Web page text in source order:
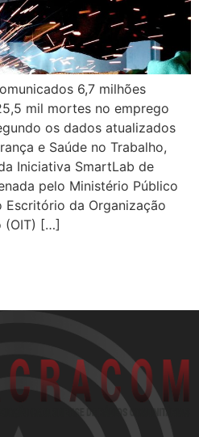
6,7 milhões
mil mortes no emprego
os dados atualizados
e Saúde no Trabalho,
Iniciativa SmartLab de
pelo Ministério Público
Escritório da Organização
(OIT) […]